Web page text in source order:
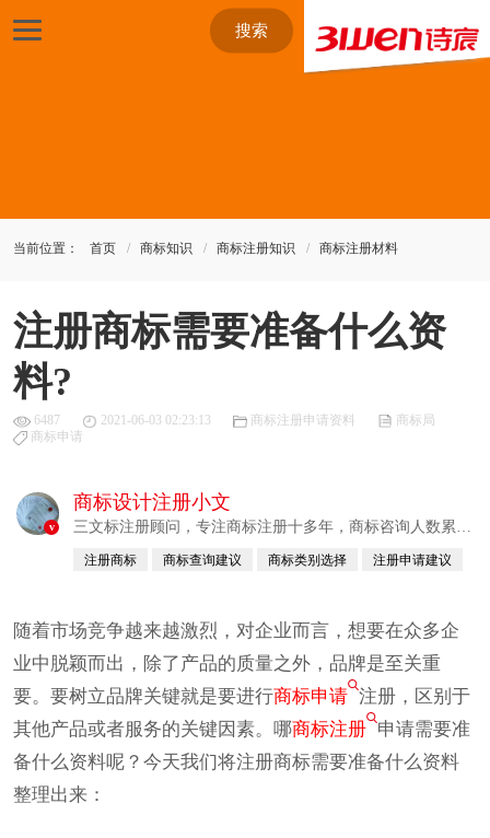
搜索
当前位置： 首页 商标知识 商标注册知识 商标注册材料
注册商标需要准备什么资
料?
6487 2021-06-03 02:23:13 商标注册申请资料
商标局
商标申请
v
商标设计注册小文
三文标注册顾问，专注商标注册十多年，商标咨询人数累计
注册商标 商标查询建议 商标类别选择 注册申请建议
随着市场竞争越来越激烈，对企业而言，想要在众多企
业中脱颖而出，除了产品的质量之外，品牌是至关重
要。要树立品牌关键就是要进行商标申请 注册，区别于
其他产品或者服务的关键因素。哪商标注册 申请需要准
备什么资料呢？今天我们将注册商标需要准备什么资料
整理出来：